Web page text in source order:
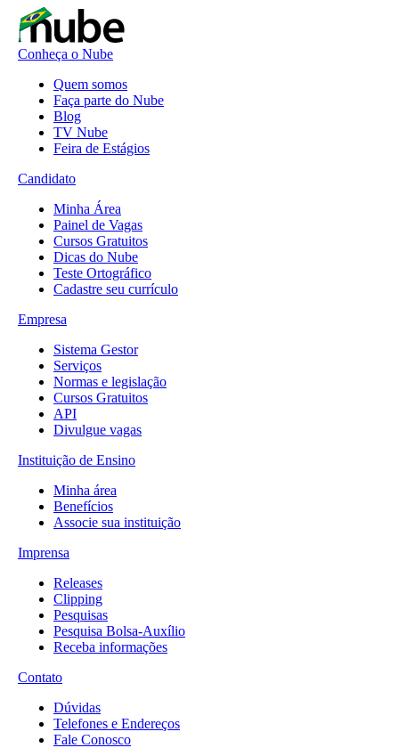
Conheça o Nube
Quem somos
Faça parte do Nube
Blog
TV Nube
Feira de Estágios
Candidato
Minha Área
Painel de Vagas
Cursos Gratuitos
Dicas do Nube
Teste Ortográfico
Cadastre seu currículo
Empresa
Sistema Gestor
Serviços
Normas e legislação
Cursos Gratuitos
API
Divulgue vagas
Instituição de Ensino
Minha área
Benefícios
Associe sua instituição
Imprensa
Releases
Clipping
Pesquisas
Pesquisa Bolsa-Auxílio
Receba informações
Contato
Dúvidas
Telefones e Endereços
Fale Conosco